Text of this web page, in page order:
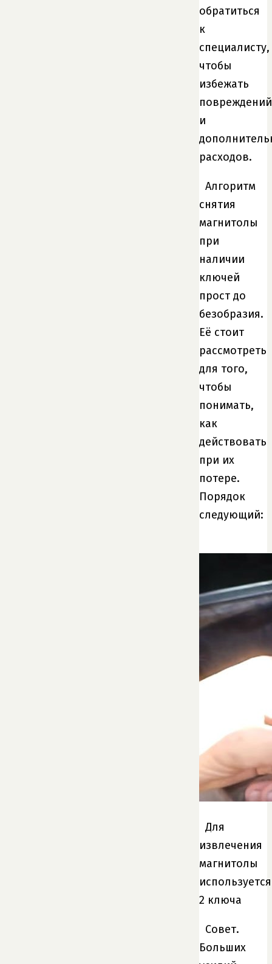
обратиться
к
специалисту,
чтобы
избежать
повреждений
и
расходов.
Алгоритм
снятия
магнитолы
при
наличии
ключей
прост до
безобразия.
Её стоит
рассмотреть
для того,
чтобы
понимать,
как
действовать
при их
потере.
Порядок
следующий:
Для
извлечения
магнитолы
используется
2 ключа
Совет.
Больших